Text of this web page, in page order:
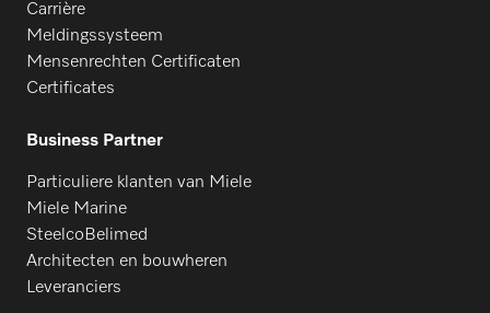
Carrière
Meldingssysteem
Mensenrechten Certificaten
Certificates
Business Partner
Particuliere klanten van Miele
Miele Marine
SteelcoBelimed
Architecten en bouwheren
Leveranciers